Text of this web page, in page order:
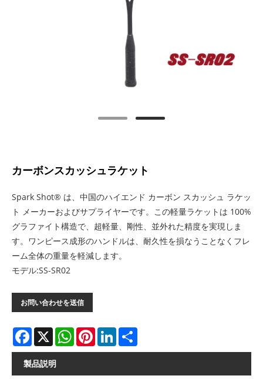
カーボンスカッシュラケット
Spark Shot® は、中国のハイエンド カーボン スカッシュ ラケッ
ト メーカーおよびサプライヤーです。この軽量ラケットは 100%
グラファイト構造で、超軽量、剛性、並外れた精度を実現しま
す。ワンピース成形のハンドルは、耐久性を損なうことなくフレ
ーム全体の重量を軽減します。
モデル:SS-SR02
お問い合わせを送信
Facebook
X WhatsAppPinterestLinkedIn
製品説明